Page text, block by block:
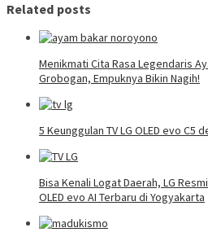
Related posts
Menikmati Cita Rasa Legendaris
Grobogan, Empuknya Bikin Nagih!
5 Keunggulan TV LG OLED evo C5
Bisa Kenali Logat Daerah, LG
OLED evo AI Terbaru di Yogyakarta